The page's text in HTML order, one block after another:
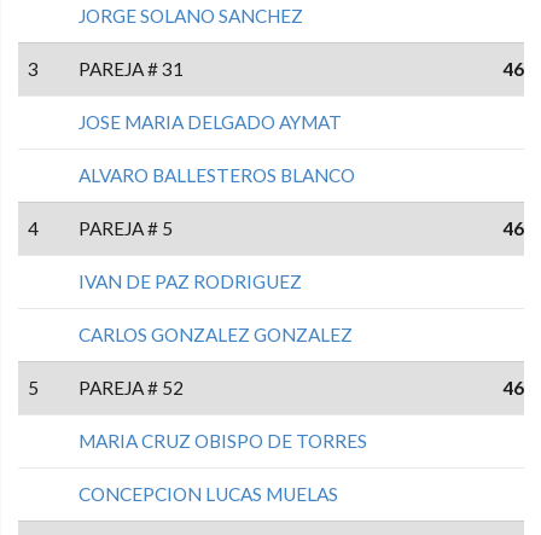
JORGE SOLANO SANCHEZ
3 PAREJA # 31 46
JOSE MARIA DELGADO AYMAT
ALVARO BALLESTEROS BLANCO
4 PAREJA # 5 46
IVAN DE PAZ RODRIGUEZ
CARLOS GONZALEZ GONZALEZ
5 PAREJA # 52 46
MARIA CRUZ OBISPO DE TORRES
CONCEPCION LUCAS MUELAS